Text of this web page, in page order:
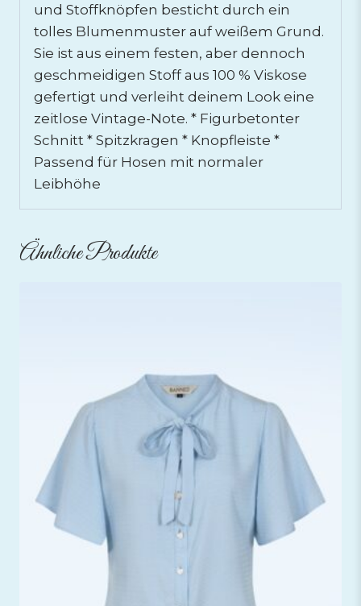
und Stoffknöpfen besticht durch ein
tolles Blumenmuster auf weißem Grund.
Sie ist aus einem festen, aber dennoch
geschmeidigen Stoff aus 100 % Viskose
gefertigt und verleiht deinem Look eine
zeitlose Vintage-Note. * Figurbetonter
Schnitt * Spitzkragen * Knopfleiste *
Passend für Hosen mit normaler
Leibhöhe
Ähnliche Produkte